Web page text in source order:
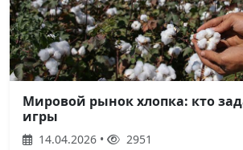
Мировой рынок хлопка: кто
игры
14.04.2026 • 2951